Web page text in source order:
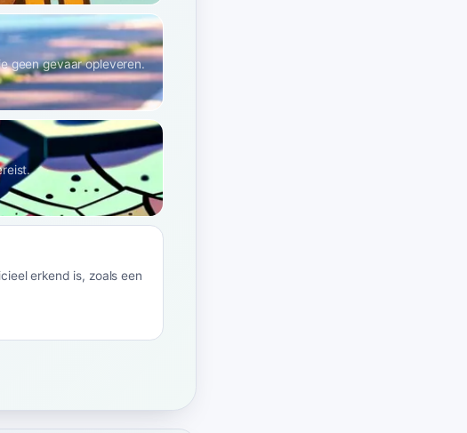
geen gevaar opleveren.
erkend is, zoals een